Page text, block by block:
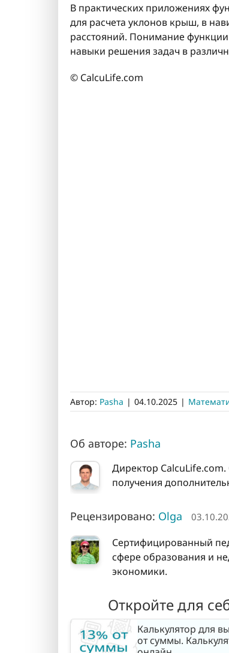
В практических приложениях
для расчета уклонов крыш, в
расстояний. Понимание функции
навыки решения задач в
© CalcuLife.com
Автор: Pasha | 04.10.2025 |
Об авторе: Pasha
Директор
получения
Рецензировано: Olga
Сертифицированный
сфере образования и
экономики.
Откройте для
Калькулятор для
от суммы.